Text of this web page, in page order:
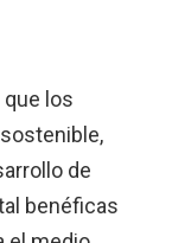
que los
de
benéficas